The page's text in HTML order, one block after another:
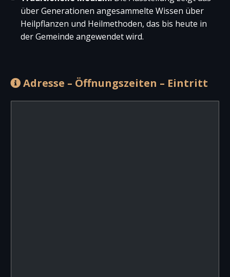
über Generationen angesammelte Wissen über
Heilpflanzen und Heilmethoden, das bis heute in
der Gemeinde angewendet wird.
Adresse – Öffnungszeiten – Eintritt